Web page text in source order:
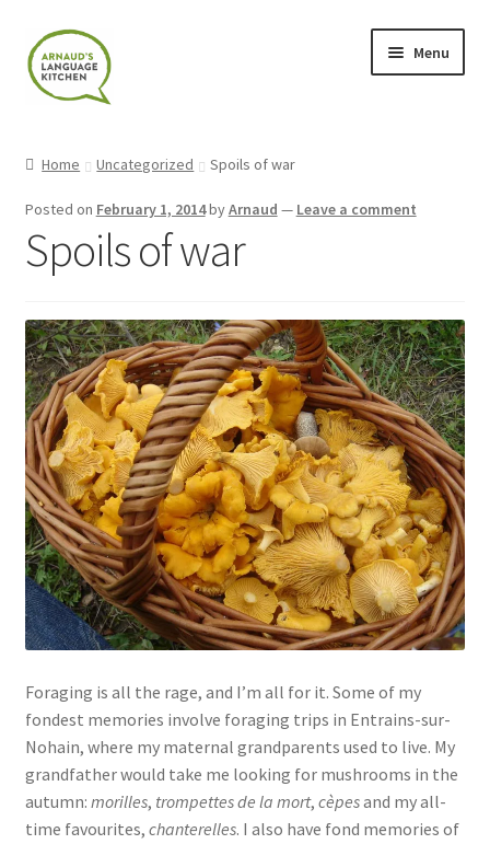
Skip
to
navigation
Skip
to
content
Menu
Blog
Checkout
Contact
Contact Me
Links
My Account
Privacy Policy
Privacy Tools
Private Tuition
Shop
Home Uncategorized Spoils of war
Posted on February 1, 2014byArnaud — Leave a comment
Spoils of war
Foraging is all the rage, and I’m all for it. Some of my
fondest memories involve foraging trips in Entrains-sur-
Nohain, where my maternal grandparents used to live. My
grandfather would take me looking for mushrooms in the
autumn: morilles, trompettesde la mort, cèpesand my all-
time favourites, chanterelles. I also have fond memories of